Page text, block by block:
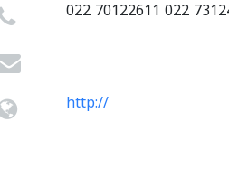
022 70122611 022
http://